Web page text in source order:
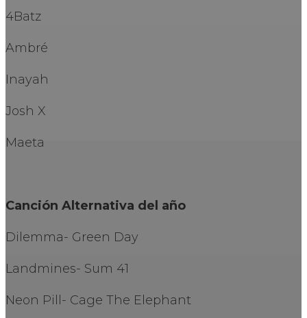
4Batz
Ambré
Inayah
Josh X
Maeta
Canción Alternativa del año
Dilemma- Green Day
Landmines- Sum 41
Neon Pill- Cage The Elephant